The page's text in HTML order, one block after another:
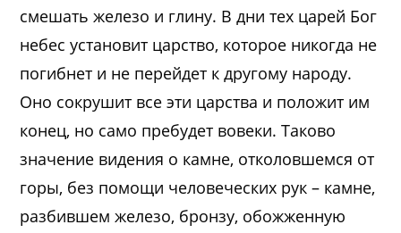
смешать железо и глину. В дни тех царей Бог
небес установит царство, которое никогда не
погибнет и не перейдет к другому народу.
Оно сокрушит все эти царства и положит им
конец, но само пребудет вовеки. Таково
значение видения о камне, отколовшемся от
горы, без помощи человеческих рук – камне,
разбившем железо, бронзу, обожженную